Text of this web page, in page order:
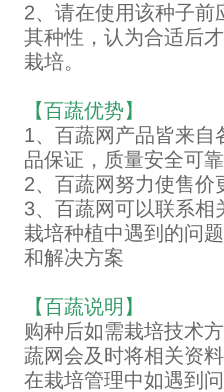
2、请在使用该种子
其种性，认为合适后
栽培。
【百蔬优势】
1、 百蔬网产品皆来自
品保证，质量安全可靠
2、百蔬网努力使售
3、百蔬网可以联系
栽培种植中遇到的问
和解决方案
【百蔬说明】
购种后如需栽培技术
蔬网会及时将相关资
在栽培管理中如遇到